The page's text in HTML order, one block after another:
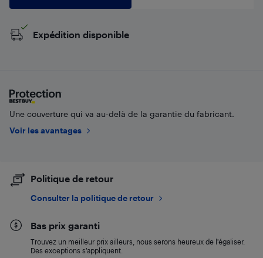
Expédition disponible
Une couverture qui va au-delà de la garantie du fabricant.
Voir les avantages
Politique de retour
Consulter la politique de retour
Bas prix garanti
Trouvez un meilleur prix ailleurs, nous serons heureux de l’égaliser.
Des exceptions s’appliquent.